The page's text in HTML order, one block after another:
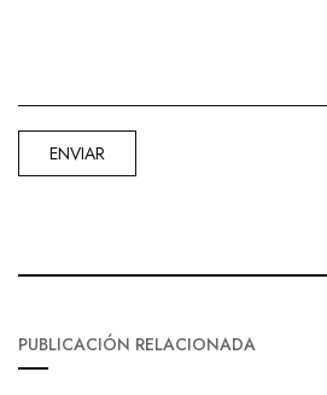
PUBLICACIÓN RELACIONADA